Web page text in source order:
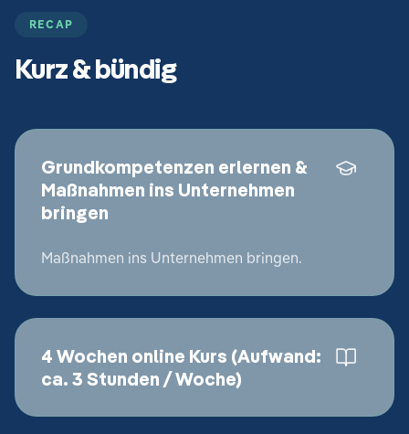
RECAP
Kurz & bündig
Grundkompetenzen erlernen &
Maßnahmen ins Unternehmen
bringen
Maßnahmen ins Unternehmen bringen.
4 Wochen online Kurs (Aufwand:
ca. 3 Stunden / Woche)